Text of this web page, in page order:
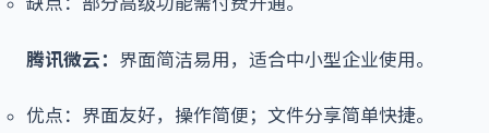
腾讯微云： 界面简洁易用，适合中小型企业使用。
优点：界面友好，操作简便；文件分享简单快捷。